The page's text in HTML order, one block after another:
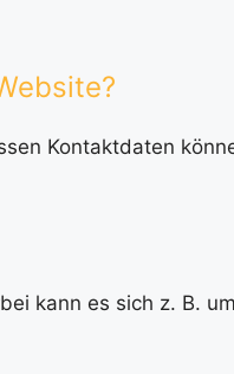
Kontaktdaten
kann es sich z. B.